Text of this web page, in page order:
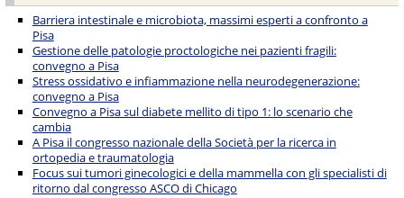
Barriera intestinale e microbiota, massimi esperti a confronto a
Pisa
Gestione delle patologie proctologiche nei pazienti fragili:
convegno a Pisa
Stress ossidativo e infiammazione nella neurodegenerazione:
convegno a Pisa
Convegno a Pisa sul diabete mellito di tipo 1: lo scenario che
cambia
A Pisa il congresso nazionale della Società per la ricerca in
ortopedia e traumatologia
Focus sui tumori ginecologici e della mammella con gli specialisti di
ritorno dal congresso ASCO di Chicago